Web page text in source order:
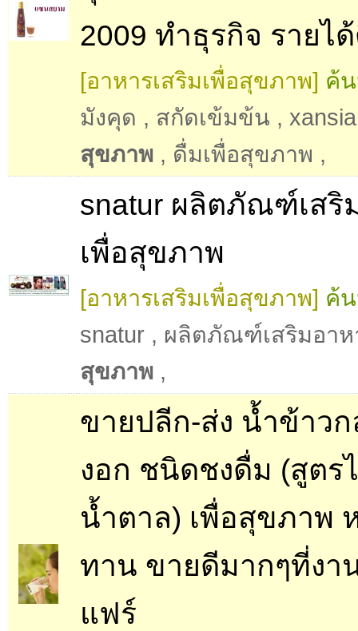
2009 ทำธุรกิจ รายไ
[อาหารเสริมเพื่อสุขภาพ] ค้
มังคุด , สกัดเข้มข้น ,
สุขภาพ , ดื่มเพื่อสุขภาพ ,
snatur ผลิตภัณฑ์เสริ
เพื่อสุขภาพ
[อาหารเสริมเพื่อสุขภาพ] ค้
snatur , ผลิตภัณฑ์เสริมอาห
สุขภาพ ,
ขายปลีก-ส่ง น้ำข้าวก
งอก ชนิดชงดื่ม (สูตร
น้ำตาล) เพื่อสุขภาพ
ทาน ขายดีมากๆที่งา
แฟร์